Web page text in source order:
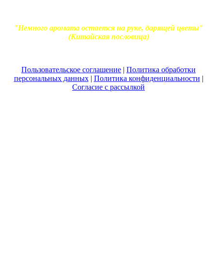
"Немного аромата остается на руке, дарящей цветы"
(Китайская пословица)
Пользовательское соглашение | Политика обработки
персональных данных| Политика конфиденциальности |
Согласие с рассылкой